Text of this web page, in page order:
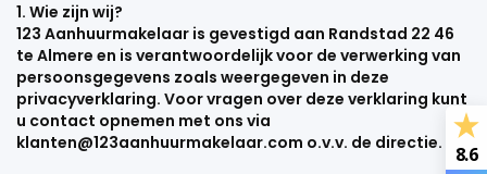
1. Wie zijn wij?
123 Aanhuurmakelaar is gevestigd aan Randstad 22 46
te Almere en is verantwoordelijk voor de verwerking van
persoonsgegevens zoals weergegeven in deze
privacyverklaring. Voor vragen over deze verklaring kunt
u contact opnemen met ons via
klanten@123aanhuurmakelaar.com o.v.v. de directie.
8.6